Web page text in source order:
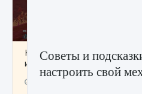
Как приручить существ
игре Creatures of Ava
9 августа 2024
Советы и
настроить свой